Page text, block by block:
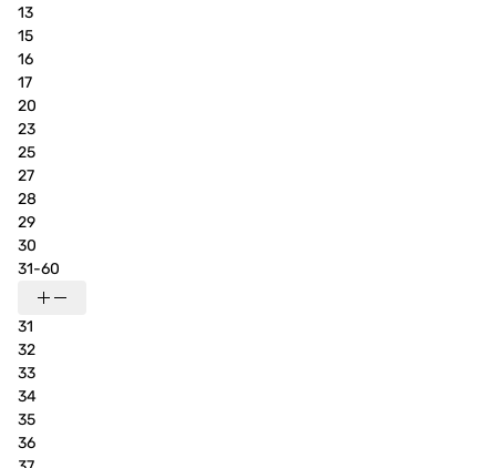
13
15
16
17
20
23
25
27
28
29
30
31-60
31
32
33
34
35
36